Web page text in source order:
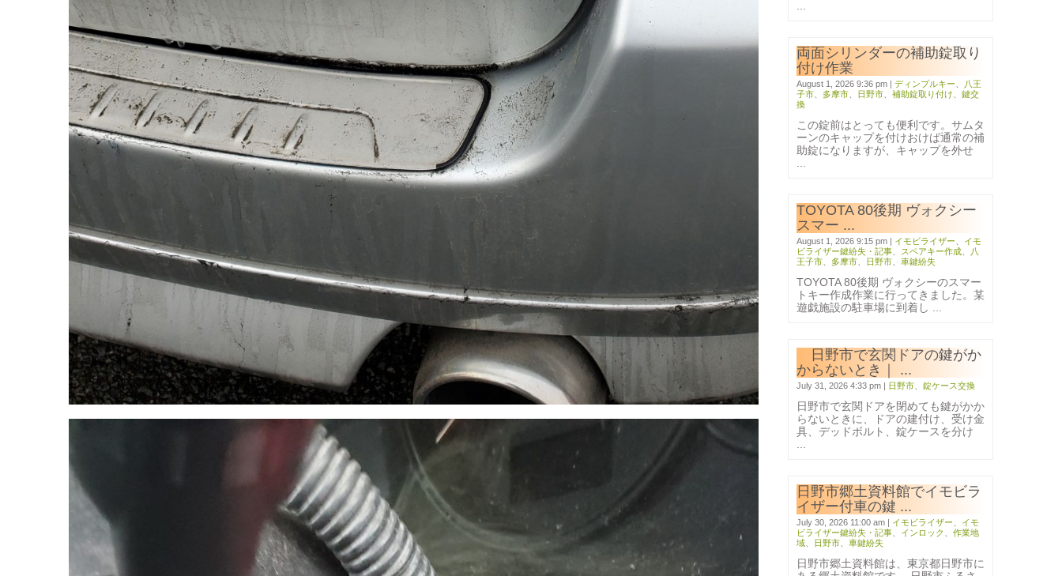
両面シリンダーの補助錠取り
付け作業
August 1, 2026 9:36 pm| ディンプルキー
八王
子市、 多摩市、 日野市、 補助錠取り付け
鍵交
換
この錠前はとっても便利です。サムタ
ーンのキャップを付けおけば通常の補
助錠になりますが、キャップを外せ
TOYOTA 80後期 ヴォクシー
スマー ...
August 1, 2026 9:15 pm| イモビライザー
イモ
ビライザー鍵紛失・記事、 スペアキー作成、
八
王子市、 多摩市、 日野市、 車鍵紛失
TOYOTA 80後期 ヴォクシーのスマー
トキー作成作業に行ってきました。某
遊戯施設の駐車場に到着し ...
日野市で玄関ドアの鍵がか
からないとき｜ ...
July 31, 2026 4:33 pm| 日野市、 錠ケース交換
日野市で玄関ドアを閉めても鍵がかか
らないときに、ドアの建付け、受け金
具、デッドボルト、錠ケースを分け
日野市郷土資料館でイモビラ
イザー付車の鍵 ...
July 30, 2026 11:00 am| イモビライザー
イモ
ビライザー鍵紛失・記事、 インロック
作業地
域、 日野市、 車鍵紛失
日野市郷土資料館は、東京都日野市に